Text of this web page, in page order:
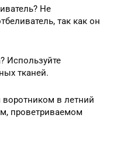
Не
так как он
Используйте
тканей.
в летний
проветриваемом